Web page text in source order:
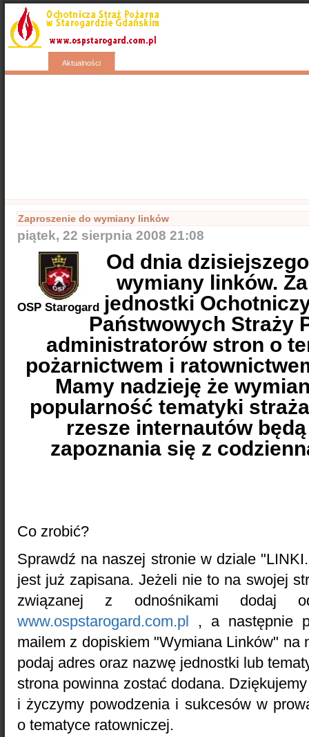
Aktualności
Zaproszenie do wymiany linków
piątek, 22 sierpnia 2008 21:08
OSP Starogard
Od dnia
wymiany linków.
jednostki
Państwowych Straży
administratorów stron o
pożarnictwem i
Mamy nadzieję że
popularność tematyki
rzesze internautów
zapoznania się z
Co zrobić?
Sprawdź na naszej stronie w dziale
jest już zapisana. Jeżeli nie to na swojej
związanej z odnośnikami dodaj
www.ospstarogard.com.pl , a następnie
mailem z dopiskiem "Wymiana Linków" na
podaj adres oraz nazwę jednostki lub
strona powinna zostać dodana.
i życzymy powodzenia i sukcesów w
o tematyce ratowniczej.